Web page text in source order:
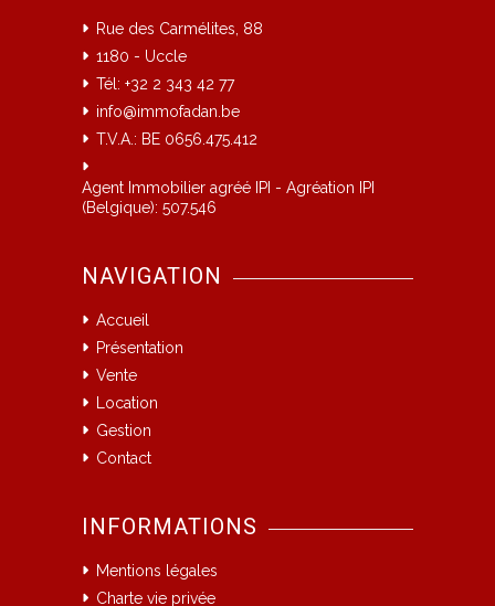
Rue des Carmélites, 88
1180 - Uccle
Tél: +32 2 343 42 77
info@immofadan.be
T.V.A.: BE 0656.475.412
Agent Immobilier agréé IPI - Agréation IPI
(Belgique): 507.546
NAVIGATION
Accueil
Présentation
Vente
Location
Gestion
Contact
INFORMATIONS
Mentions légales
Charte vie privée